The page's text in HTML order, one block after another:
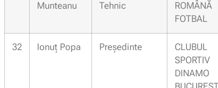
Munteanu
Tehnic
FOTBAL
32 Ionuț Popa Președinte
CLUBUL
SPORTIV
DINAMO